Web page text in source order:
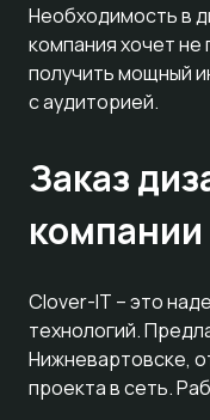
Необходимость в
компания хочет не
получить мощный
с аудиторией.
Заказ
Clover-IT – это
технологий.
Нижневартовске,
проекта в сеть.